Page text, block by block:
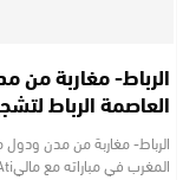
الرباط- مغاربة من
العاصمة الرباط
الرباط- مغاربة من مدن ودول
المغرب في مباراته مع ماليAti…